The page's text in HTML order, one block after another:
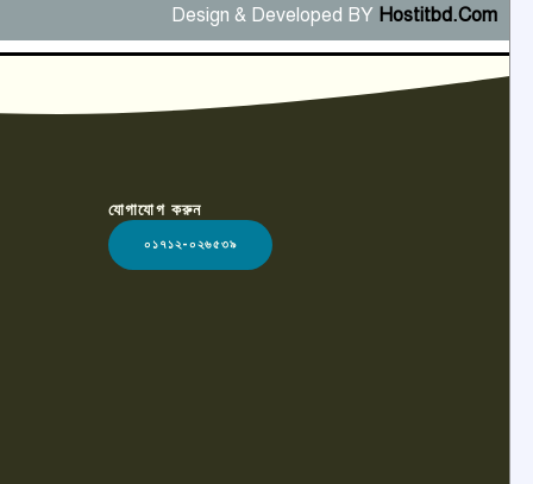
Design & Developed BY Hostitbd.Com
যোগাযোগ করুন
০১৭১২-০২৬৫৩৯